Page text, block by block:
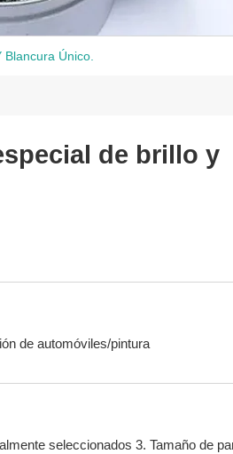
Único.
de brillo y
de automóviles/pintura
seleccionados 3. Tamaño de